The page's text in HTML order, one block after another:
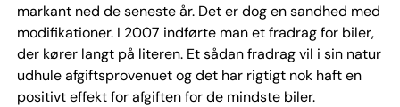
markant ned de seneste år. Det er dog en sandhed med
modifikationer. I 2007 indførte man et fradrag for biler,
der kører langt på literen. Et sådan fradrag vil i sin natur
udhule afgiftsprovenuet og det har rigtigt nok haft en
positivt effekt for afgiften for de mindste biler.